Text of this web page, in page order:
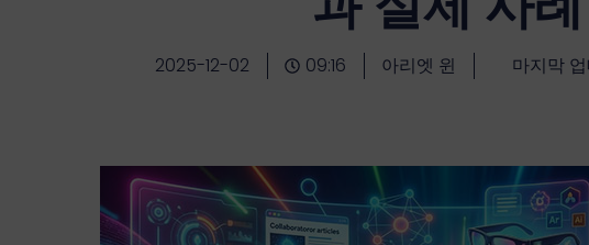
2025-12-02 09:16 아리엣 윈 마지막